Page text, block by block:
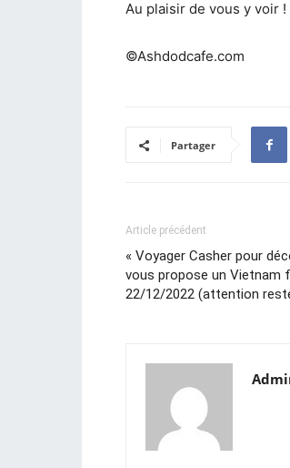
Au plaisir de vous y voir !
©Ashdodcafe.com
Partager
Article précédent
« Voyager Casher pour
vous propose un Vietnam
22/12/2022 (attention